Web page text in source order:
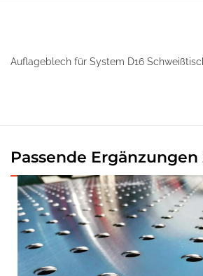
Auflageblech für System D16
Passende